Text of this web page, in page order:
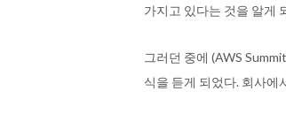
가지고 있다는 것을 알게
그러던 중에 (AWS
식을 듣게 되었다. 회사에